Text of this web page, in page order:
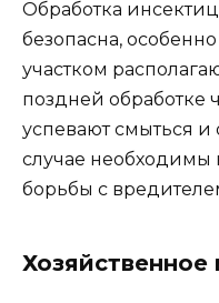
Обработка
безопасна,
участком
поздней обработке
успевают смыться и
случае необходимы
борьбы с